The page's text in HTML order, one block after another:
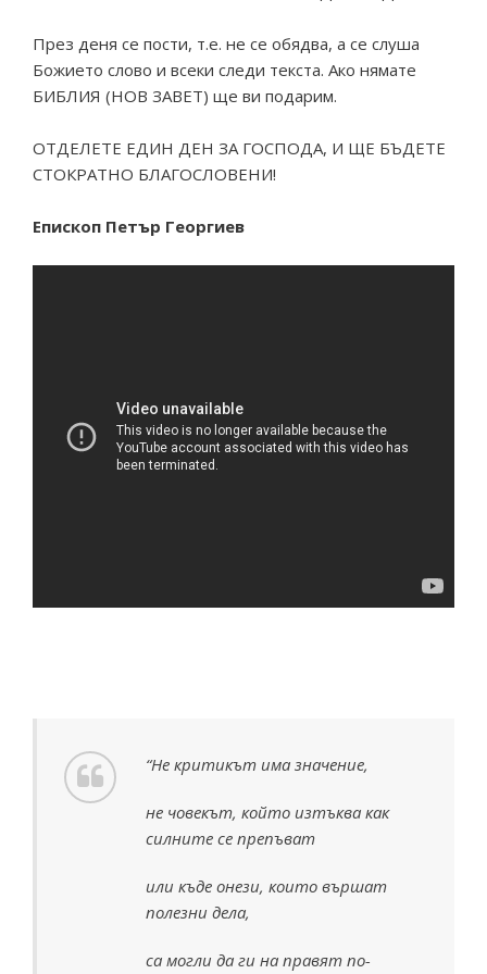
През деня се пости, т.е. не се обядва, а се слуша
Божието слово и всеки следи текста. Ако нямате
БИБЛИЯ (НОВ ЗАВЕТ) ще ви подарим.
ОТДЕЛЕТЕ ЕДИН ДЕН ЗА ГОСПОДА, И ЩЕ БЪДЕТЕ
СТОКРАТНО БЛАГОСЛОВЕНИ!
Епископ Петър Георгиев
“Не критикът има значение,
не човекът, който изтъква как
силните се препъват
или къде онези, които вършат
полезни дела,
са могли да ги на правят по-